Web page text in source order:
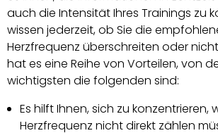
auch die Intensität Ihres Trainings zu
wissen jederzeit, ob Sie die
Herzfrequenz überschreiten oder
hat es eine Reihe von Vorteilen, von
wichtigsten die folgenden sind:
Es hilft Ihnen, sich zu konzentrieren,
Herzfrequenz nicht direkt zählen